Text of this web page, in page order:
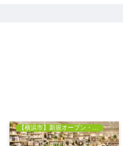
【横浜市】新規オープン・開店情報